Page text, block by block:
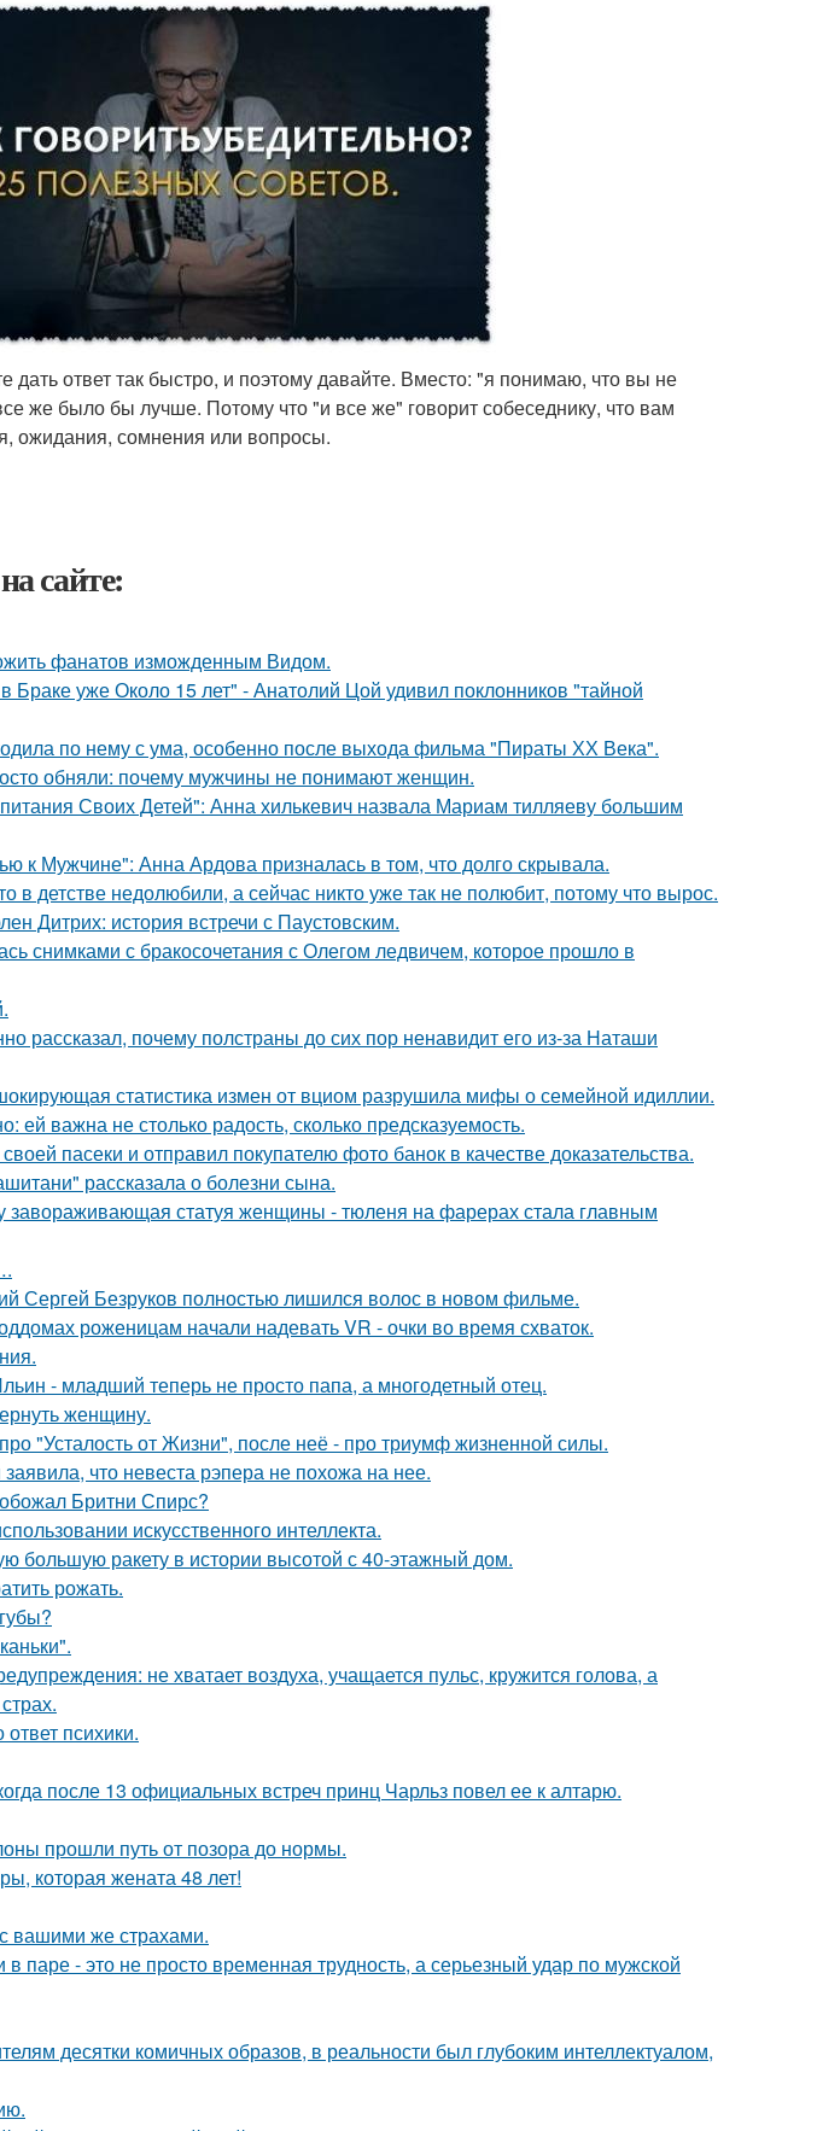
ответ так быстро, и поэтому давайте. Вместо: "я понимаю, что вы не
же было бы лучше. Потому что "и все же" говорит собеседнику, что вам
ожидания, сомнения или вопросы.
сайте:
фанатов изможденным Видом.
Браке уже Около 15 лет" - Анатолий Цой удивил поклонников "тайной
по нему с ума, особенно после выхода фильма "Пираты ХХ Века".
обняли: почему мужчины не понимают женщин.
Своих Детей": Анна хилькевич назвала Мариам тилляеву большим
к Мужчине": Анна Ардова призналась в том, что долго скрывала.
в детстве недолюбили, а сейчас никто уже так не полюбит, потому что вырос.
Дитрих: история встречи с Паустовским.
снимками с бракосочетания с Олегом ледвичем, которое прошло в
рассказал, почему полстраны до сих пор ненавидит его из-за Наташи
статистика измен от вциом разрушила мифы о семейной идиллии.
ей важна не столько радость, сколько предсказуемость.
пасеки и отправил покупателю фото банок в качестве доказательства.
рассказала о болезни сына.
завораживающая статуя женщины - тюленя на фарерах стала главным
Сергей Безруков полностью лишился волос в новом фильме.
роженицам начали надевать VR - очки во время схваток.
- младший теперь не просто папа, а многодетный отец.
женщину.
"Усталость от Жизни", после неё - про триумф жизненной силы.
что невеста рэпера не похожа на нее.
Бритни Спирс?
искусственного интеллекта.
большую ракету в истории высотой с 40-этажный дом.
рожать.
не хватает воздуха, учащается пульс, кружится голова, а
психики.
после 13 официальных встреч принц Чарльз повел ее к алтарю.
прошли путь от позора до нормы.
которая жената 48 лет!
вашими же страхами.
в паре - это не просто временная трудность, а серьезный удар по мужской
десятки комичных образов, в реальности был глубоким интеллектуалом,